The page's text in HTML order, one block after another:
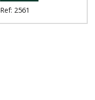
Ref: 2561